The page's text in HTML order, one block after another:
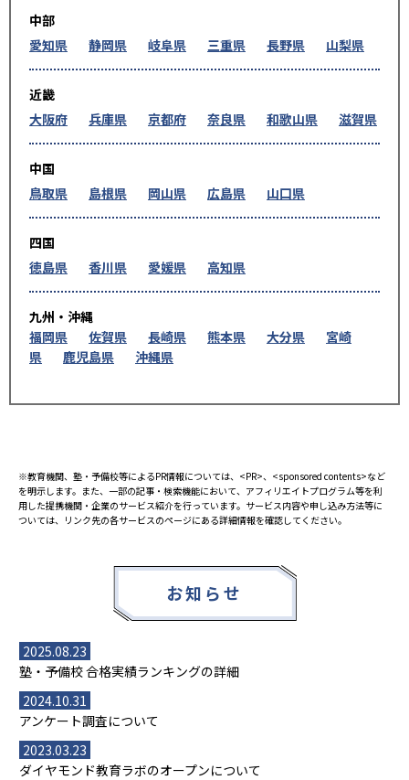
中部
愛知県
静岡県 岐阜県 三重県 長野県 山梨県
近畿
大阪府
兵庫県 京都府 奈良県 和歌山県 滋賀県
中国
鳥取県
島根県 岡山県 広島県 山口県
四国
徳島県
香川県 愛媛県 高知県
九州・沖縄
福岡県
佐賀県 長崎県 熊本県 大分県
宮崎
県
鹿児島県 沖縄県
※教育機関、塾・予備校等によるPR情報については、<PR>、<sponsored contents>など
を明示します。また、一部の記事・検索機能において、アフィリエイトプログラム等を利
用した提携機関・企業のサービス紹介を行っています。サービス内容や申し込み方法等に
ついては、リンク先の各サービスのページにある詳細情報を確認してください。
お知らせ
2025.08.23
塾・予備校 合格実績ランキングの詳細
2024.10.31
アンケート調査について
2023.03.23
ダイヤモンド教育ラボのオープンについて